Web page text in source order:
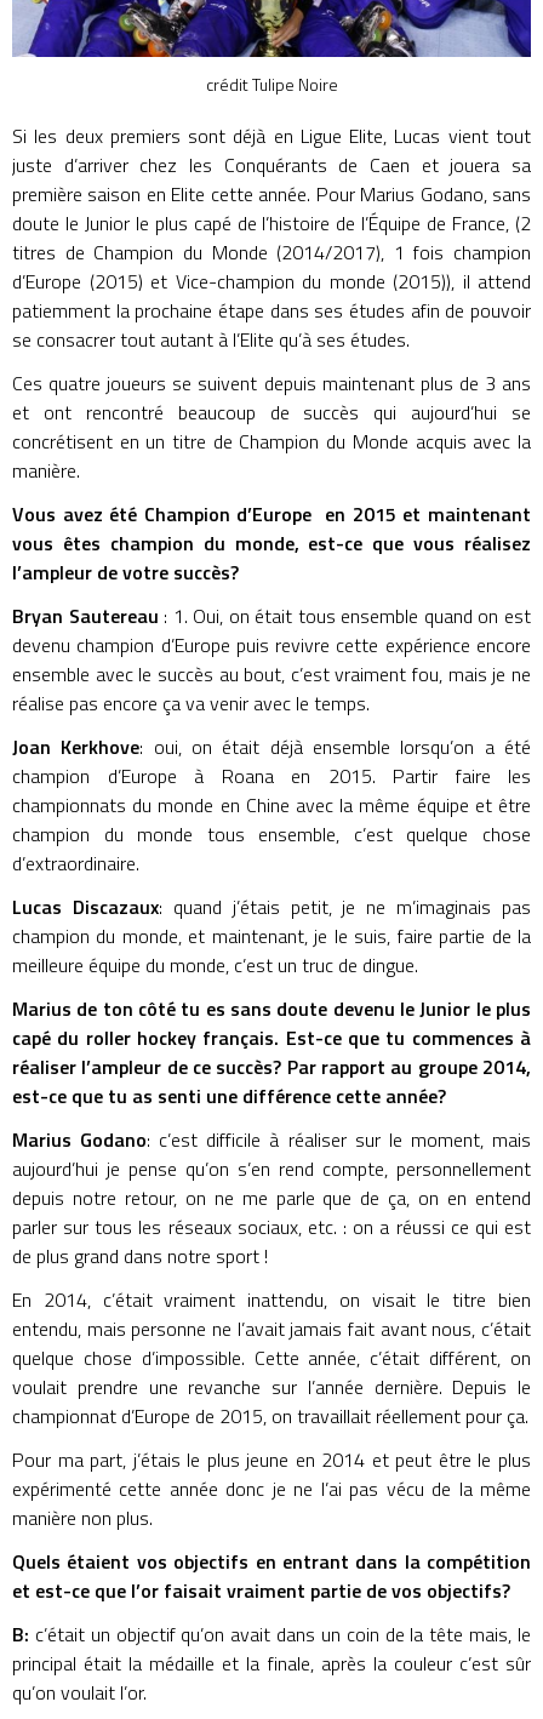
crédit Tulipe Noire
Si les deux premiers sont déjà en Ligue Elite, Lucas vient tout
juste d’arriver chez les Conquérants de Caen et jouera sa
première saison en Elite cette année. Pour Marius Godano, sans
doute le Junior le plus capé de l’histoire de l’Équipe de France, (2
titres de Champion du Monde (2014/2017), 1 fois champion
d’Europe (2015) et Vice-champion du monde (2015)), il attend
patiemment la prochaine étape dans ses études afin de pouvoir
se consacrer tout autant à l’Elite qu’à ses études.
Ces quatre joueurs se suivent depuis maintenant plus de 3 ans
et ont rencontré beaucoup de succès qui aujourd’hui se
concrétisent en un titre de Champion du Monde acquis avec la
manière.
Vous avez été Champion d’Europe en 2015 et maintenant
vous êtes champion du monde, est-ce que vous réalisez
l’ampleur de votre succès?
Bryan Sautereau : 1. Oui, on était tous ensemble quand on est
devenu champion d’Europe puis revivre cette expérience encore
ensemble avec le succès au bout, c’est vraiment fou, mais je ne
réalise pas encore ça va venir avec le temps.
Joan Kerkhove: oui, on était déjà ensemble lorsqu’on a été
champion d’Europe à Roana en 2015. Partir faire les
championnats du monde en Chine avec la même équipe et être
champion du monde tous ensemble, c’est quelque chose
d’extraordinaire.
Lucas Discazaux: quand j’étais petit, je ne m’imaginais pas
champion du monde, et maintenant, je le suis, faire partie de la
meilleure équipe du monde, c’est un truc de dingue.
Marius de ton côté tu es sans doute devenu le Junior le plus
capé du roller hockey français. Est-ce que tu commences à
réaliser l’ampleur de ce succès? Par rapport au groupe 2014,
est-ce que tu as senti une différence cette année?
Marius Godano: c’est difficile à réaliser sur le moment, mais
aujourd’hui je pense qu’on s’en rend compte, personnellement
depuis notre retour, on ne me parle que de ça, on en entend
parler sur tous les réseaux sociaux, etc. : on a réussi ce qui est
de plus grand dans notre sport !
En 2014, c’était vraiment inattendu, on visait le titre bien
entendu, mais personne ne l’avait jamais fait avant nous, c’était
quelque chose d’impossible. Cette année, c’était différent, on
voulait prendre une revanche sur l’année dernière. Depuis le
championnat d’Europe de 2015, on travaillait réellement pour ça.
Pour ma part, j’étais le plus jeune en 2014 et peut être le plus
expérimenté cette année donc je ne l’ai pas vécu de la même
manière non plus.
Quels étaient vos objectifs en entrant dans la compétition
et est-ce que l’or faisait vraiment partie de vos objectifs?
B: c’était un objectif qu’on avait dans un coin de la tête mais, le
principal était la médaille et la finale, après la couleur c’est sûr
qu’on voulait l’or.